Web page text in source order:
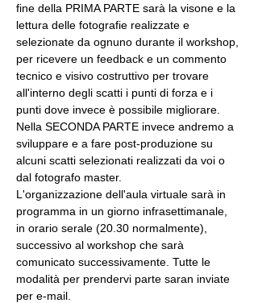
fine della PRIMA PARTE sarà la visone e la
lettura delle fotografie realizzate e
selezionate da ognuno durante il workshop,
per ricevere un feedback e un commento
tecnico e visivo costruttivo per trovare
all'interno degli scatti i punti di forza e i
punti dove invece è possibile migliorare.
Nella SECONDA PARTE invece andremo a
sviluppare e a fare post-produzione su
alcuni scatti selezionati realizzati da voi o
dal fotografo master.
L'organizzazione dell'aula virtuale sarà in
programma in un giorno infrasettimanale,
in orario serale (20.30 normalmente),
successivo al workshop che sarà
comunicato successivamente. Tutte le
modalità per prendervi parte saran inviate
per e-mail.